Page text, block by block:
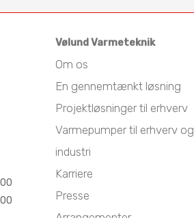
Vølund Varmeteknik
Om os
En gennemtænkt løsning
Projektløsninger til erhverv
Varmepumper til erhverv og
industri
Karriere
Presse